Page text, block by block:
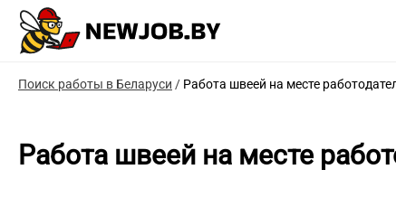
Поиск работы в Беларуси / Работа швеей на месте
Работа швеей на месте